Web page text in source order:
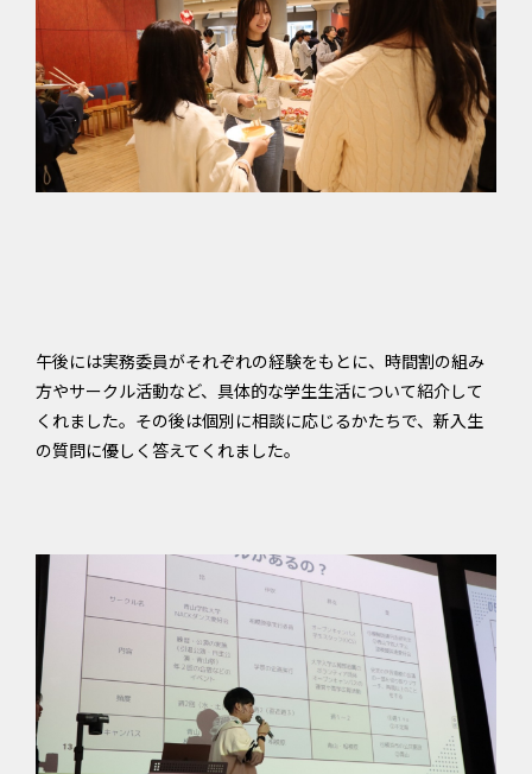
午後には実務委員がそれぞれの経験をもとに、時間割の組み
方やサークル活動など、具体的な学生生活について紹介して
くれました。その後は個別に相談に応じるかたちで、新入生
の質問に優しく答えてくれました。